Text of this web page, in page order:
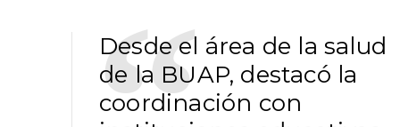
Desde el área de la salud
de la BUAP, destacó la
coordinación con